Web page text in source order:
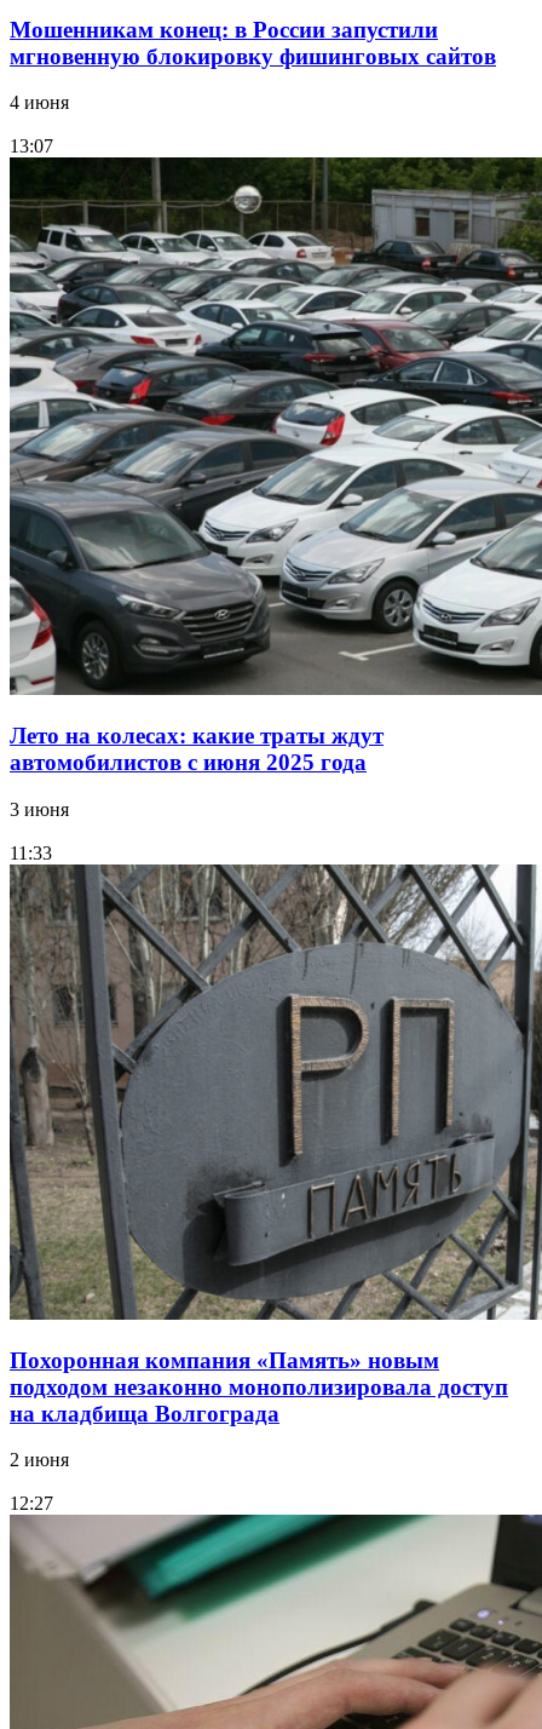
Мошенникам конец: в России запустили
мгновенную блокировку фишинговых сайтов
4 июня
13:07
Лето на колесах: какие траты ждут
автомобилистов с июня 2025 года
3 июня
11:33
Похоронная компания «Память» новым
подходом незаконно монополизировала доступ
на кладбища Волгограда
2 июня
12:27